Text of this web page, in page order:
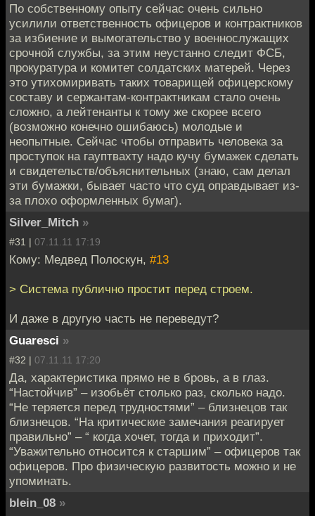
По собственному опыту сейчас очень сильно
усилили ответственность офицеров и контрактников
за избиение и вымогательство у военнослужащих
срочной службы, за этим неустанно следит ФСБ,
прокуратура и комитет солдатских матерей. Через
это утихомиривать таких товарищей офицерскому
составу и сержантам-контрактникам стало очень
сложно, а лейтенанты к тому же скорее всего
(возможно конечно ошибаюсь) молодые и
неопытные. Сейчас чтобы отправить человека за
проступок на гауптвахту надо кучу бумажек сделать
и свидетельств/объяснительных (знаю, сам делал
эти бумажки, бывает часто что суд оправдывает из-
за плохо оформленных бумаг).
Silver_Mitch »
#31 | 07.11.11 17:19
Кому: Медвед Полоскун, #13
> Система публично простит перед строем.
И даже в другую часть не переведут?
Guaresci »
#32 | 07.11.11 17:20
Да, характеристика прямо не в бровь, а в глаз.
“Настойчив” – изобьёт столько раз, сколько надо.
“Не теряется перед трудностями” – близнецов так
близнецов. “На критические замечания реагирует
правильно” – “ когда хочет, тогда и приходит”.
“Уважительно относится к старшим” – офицеров так
офицеров. Про физическую развитость можно и не
упоминать.
blein_08 »